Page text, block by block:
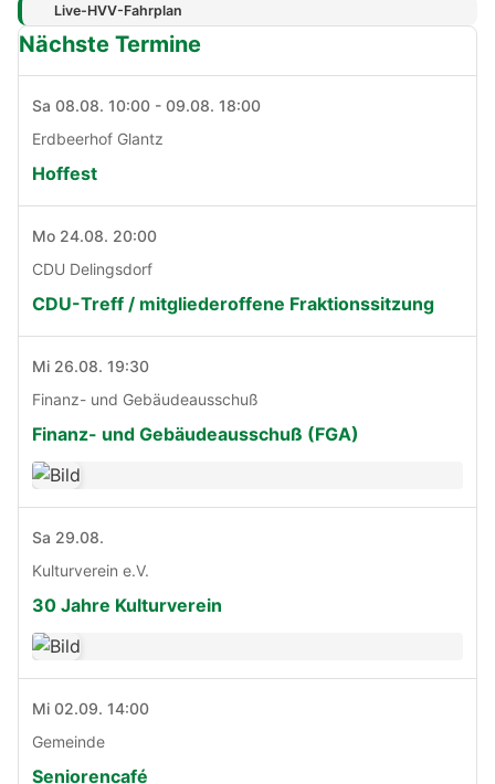
Live-HVV-Fahrplan
Nächste Termine
Sa 08.08. 10:00 - 09.08. 18:00
Erdbeerhof Glantz
Hoffest
Mo 24.08. 20:00
CDU Delingsdorf
CDU-Treff / mitgliederoffene Fraktionssitzung
Mi 26.08. 19:30
Finanz- und Gebäudeausschuß
Finanz- und Gebäudeausschuß (FGA)
Sa 29.08.
Kulturverein e.V.
30 Jahre Kulturverein
Mi 02.09. 14:00
Gemeinde
Seniorencafé